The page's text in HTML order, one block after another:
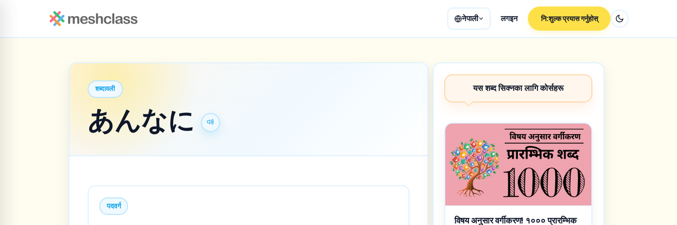
नेपाली लगइन नि:शुल्क प्रयास गर्नुहोस्
शब्दावली
あんなに
पदवर्ग
यस शब्द सिक्नका लागि कोर्सहरू
विषय अनुसार वर्गीकरण! १००० प्रारम्भिक